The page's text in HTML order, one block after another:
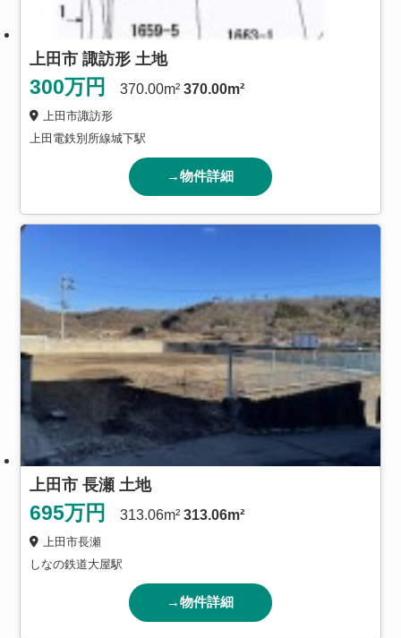
上田市 諏訪形 土地
300万円 370.00m²370.00m²
上田市諏訪形
上田電鉄別所線城下駅
→物件詳細
上田市 長瀬 土地
695万円 313.06m²313.06m²
上田市長瀬
しなの鉄道大屋駅
→物件詳細